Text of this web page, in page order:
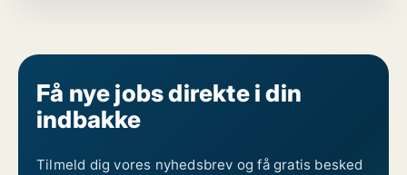
Få nye jobs direkte i din
indbakke
Tilmeld dig vores nyhedsbrev og få gratis besked